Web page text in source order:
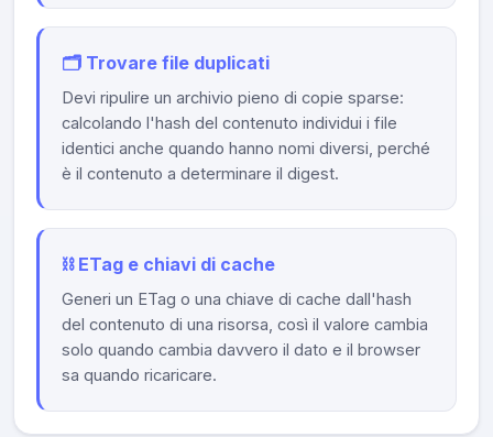
🗂️ Trovare file duplicati
Devi ripulire un archivio pieno di copie sparse:
calcolando l'hash del contenuto individui i file
identici anche quando hanno nomi diversi, perché
è il contenuto a determinare il digest.
⛓️ ETag e chiavi di cache
Generi un ETag o una chiave di cache dall'hash
del contenuto di una risorsa, così il valore cambia
solo quando cambia davvero il dato e il browser
sa quando ricaricare.